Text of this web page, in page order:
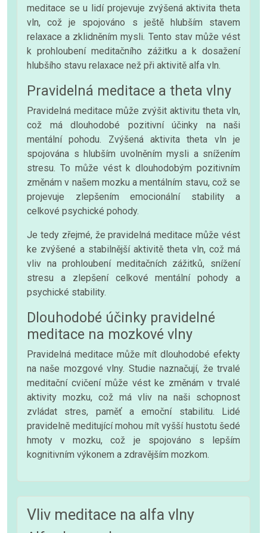
meditace se u lidí projevuje zvýšená aktivita theta
vln, což je spojováno s ještě hlubším stavem
relaxace a zklidněním mysli. Tento stav může vést
k prohloubení meditačního zážitku a k dosažení
hlubšího stavu relaxace než při aktivitě alfa vln.
Pravidelná meditace a theta vlny
Pravidelná meditace může zvýšit aktivitu theta vln,
což má dlouhodobé pozitivní účinky na naši
mentální pohodu. Zvýšená aktivita theta vln je
spojována s hlubším uvolněním mysli a snížením
stresu. To může vést k dlouhodobým pozitivním
změnám v našem mozku a mentálním stavu, což se
projevuje zlepšením emocionální stability a
celkové psychické pohody.
Je tedy zřejmé, že pravidelná meditace může vést
ke zvýšené a stabilnější aktivitě theta vln, což má
vliv na prohloubení meditačních zážitků, snížení
stresu a zlepšení celkové mentální pohody a
psychické stability.
Dlouhodobé účinky pravidelné
meditace na mozkové vlny
Pravidelná meditace může mít dlouhodobé efekty
na naše mozgové vlny. Studie naznačují, že trvalé
meditační cvičení může vést ke změnám v trvalé
aktivity mozku, což má vliv na naši schopnost
zvládat stres, paměť a emoční stabilitu. Lidé
pravidelně meditující mohou mít vyšší hustotu šedé
hmoty v mozku, což je spojováno s lepším
kognitivním výkonem a zdravějším mozkom.
Vliv meditace na alfa vlny